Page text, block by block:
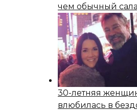
чем обычный
30-летняя
влюбилась в